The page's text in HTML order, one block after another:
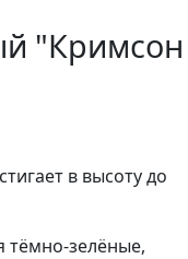
"Кримсон
в высоту до
тёмно-зелёные,